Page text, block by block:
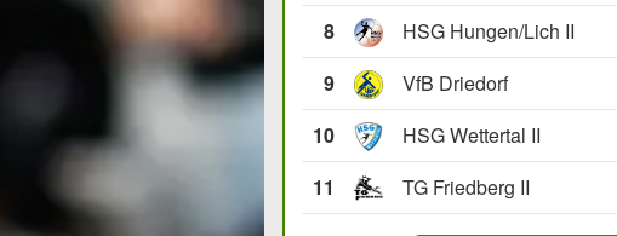
8
HSG Hungen/Lich II
9
VfB Driedorf
10
HSG Wettertal II
11
TG Friedberg II